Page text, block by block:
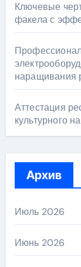
Ключевые
факела с
наращивания
Аттестация
культурного
Архив
Июль 2026
Июнь 2026